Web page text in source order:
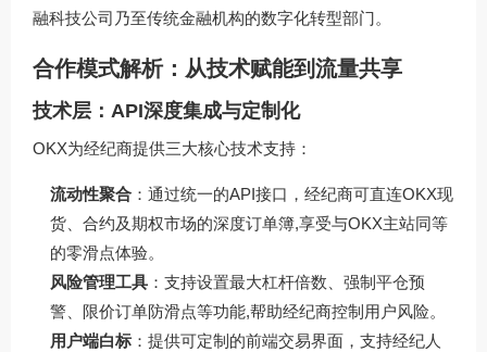
融科技公司乃至传统金融机构的数字化转型部门。
合作模式解析：从技术赋能到流量共享
技术层：API深度集成与定制化
OKX为经纪商提供三大核心技术支持：
流动性聚合 ：通过统一的API接口，经纪商可直连OKX现
货、合约及期权市场的深度订单簿,享受与OKX主站同等
的零滑点体验。
风险管理工具 ：支持设置最大杠杆倍数、强制平仓预
警、限价订单防滑点等功能,帮助经纪商控制用户风险。
用户端白标 ：提供可定制的前端交易界面，支持经纪人